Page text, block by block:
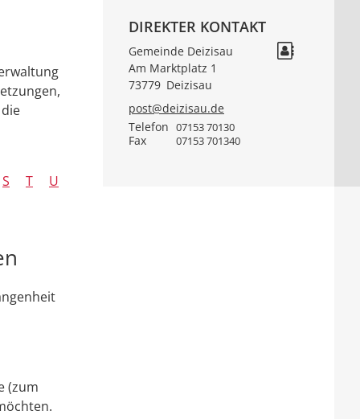
S T
U
(zum
DIREKTER KONTAKT
Gemeinde Deizisau
Am Marktplatz 1
73779 Deizisau
post@deizisau.de
Telefon 07153 70130
Fax 07153 701340